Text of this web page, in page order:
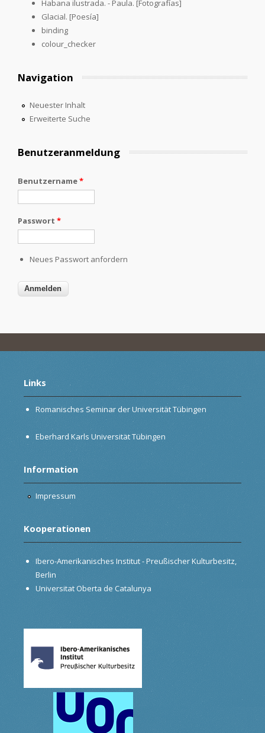
Habana ilustrada. - Paula. [Fotografías]
Glacial. [Poesía]
binding
colour_checker
Navigation
Neuester Inhalt
Erweiterte Suche
Benutzeranmeldung
Benutzername*
Passwort *
Neues Passwort anfordern
Links
Romanisches Seminar der Universität Tübingen
Eberhard Karls Universität Tübingen
Information
Impressum
Kooperationen
Ibero-Amerikanisches Institut - Preußischer Kulturbesitz,
Berlin
Universitat Oberta de Catalunya